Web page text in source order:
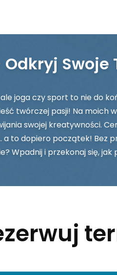
Odkryj Swoje
joga czy sport to nie do
twórczej pasji! Na
swojej kreatywności.
a to dopiero początek! Bez
Wpadnij i przekonaj się,